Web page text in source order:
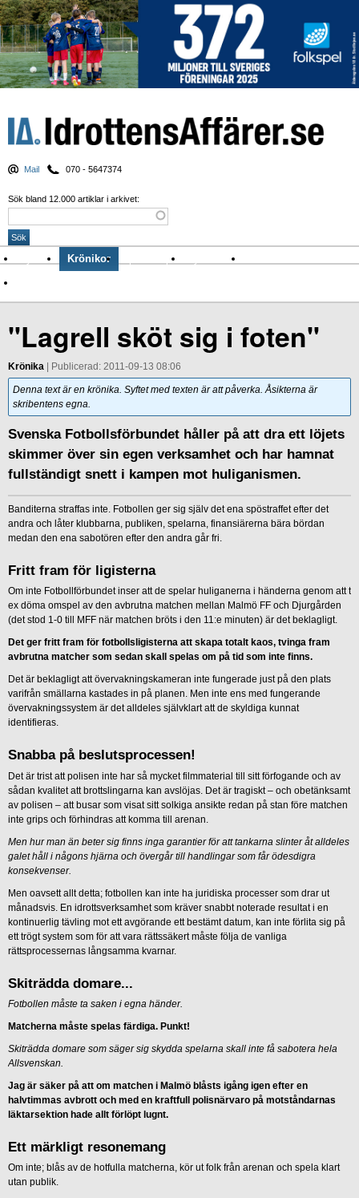
Mail 070 - 5647374
Sök bland 12.000 artiklar i arkivet:
Nyheter Krönikor Sport & spel Nyhetsbrev
"Lagrell sköt sig i foten"
Krönika | Publicerad: 2011-09-13 08:06
Denna text är en krönika. Syftet med texten är att påverka. Åsikterna är
skribentens egna.
Svenska Fotbollsförbundet håller på att dra ett löjets
skimmer över sin egen verksamhet och har hamnat
fullständigt snett i kampen mot huliganismen.
Banditerna straffas inte. Fotbollen ger sig själv det ena spöstraffet efter det
andra och låter klubbarna, publiken, spelarna, finansiärerna bära bördan
medan den ena sabotören efter den andra går fri.
Fritt fram för ligisterna
Om inte Fotbollförbundet inser att de spelar huliganerna i händerna genom att t
ex döma omspel av den avbrutna matchen mellan Malmö FF och Djurgården
(det stod 1-0 till MFF när matchen bröts i den 11:e minuten) är det beklagligt.
Det ger fritt fram för fotbollsligisterna att skapa totalt kaos, tvinga fram
avbrutna matcher som sedan skall spelas om på tid som inte finns.
Det är beklagligt att övervakningskameran inte fungerade just på den plats
varifrån smällarna kastades in på planen. Men inte ens med fungerande
övervakningssystem är det alldeles självklart att de skyldiga kunnat
identifieras.
Snabba på beslutsprocessen!
Det är trist att polisen inte har så mycket filmmaterial till sitt förfogande och av
sådan kvalitet att brottslingarna kan avslöjas. Det är tragiskt – och obetänksamt
av polisen – att busar som visat sitt solkiga ansikte redan på stan före matchen
inte grips och förhindras att komma till arenan.
Men hur man än beter sig finns inga garantier för att tankarna slinter åt alldeles
galet håll i någons hjärna och övergår till handlingar som får ödesdigra
konsekvenser.
Men oavsett allt detta; fotbollen kan inte ha juridiska processer som drar ut
månadsvis. En idrottsverksamhet som kräver snabbt noterade resultat i en
kontinuerlig tävling mot ett avgörande ett bestämt datum, kan inte förlita sig på
ett trögt system som för att vara rättssäkert måste följa de vanliga
rättsprocessernas långsamma kvarnar.
Skiträdda domare...
Fotbollen måste ta saken i egna händer.
Matcherna måste spelas färdiga. Punkt!
Skiträdda domare som säger sig skydda spelarna skall inte få sabotera hela
Allsvenskan.
Jag är säker på att om matchen i Malmö blåsts igång igen efter en
halvtimmas avbrott och med en kraftfull polisnärvaro på motståndarnas
läktarsektion hade allt förlöpt lugnt.
Ett märkligt resonemang
Om inte; blås av de hotfulla matcherna, kör ut folk från arenan och spela klart
utan publik.